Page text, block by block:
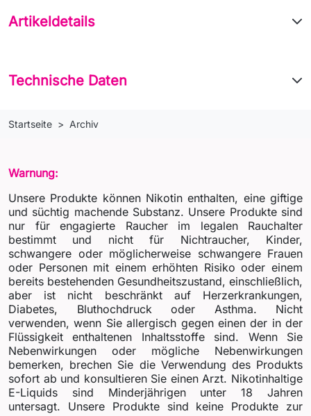
Artikeldetails
Technische Daten
Startseite Archiv
Warnung:
Unsere Produkte können Nikotin enthalten, eine giftige
und süchtig machende Substanz. Unsere Produkte sind
nur für engagierte Raucher im legalen Rauchalter
bestimmt und nicht für Nichtraucher, Kinder,
schwangere oder möglicherweise schwangere Frauen
oder Personen mit einem erhöhten Risiko oder einem
bereits bestehenden Gesundheitszustand, einschließlich,
aber ist nicht beschränkt auf Herzerkrankungen,
Diabetes, Bluthochdruck oder Asthma. Nicht
verwenden, wenn Sie allergisch gegen einen der in der
Flüssigkeit enthaltenen Inhaltsstoffe sind. Wenn Sie
Nebenwirkungen oder mögliche Nebenwirkungen
bemerken, brechen Sie die Verwendung des Produkts
sofort ab und konsultieren Sie einen Arzt. Nikotinhaltige
E-Liquids sind Minderjährigen unter 18 Jahren
untersagt. Unsere Produkte sind keine Produkte zur